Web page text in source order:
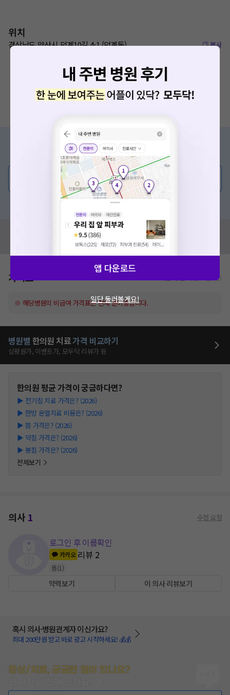
위치
경상남도 양산시 덕계10길 4-1 (덕계동) 복사
증상/치료, 궁금한 점이 있나요?
의사가 직접 답해드려요!
💬 무엇이든 물어보세요
혹은, 의료상담 서비스에 다양한 게시글 보러가기
혹시 잘못된 병원정보가 있나요?
모두닥 팀에 알려주세요!
가격표
※ 해당병원의 비급여 가격표는 현재 준비중입니다.
병원별 한의원 치료가격 비교하기
심평원가, 이벤트가, 모두닥 리뷰가 등
한의원평균 가격이 궁금하다면?
▶ 전기침 치료 가격은? (2026)
▶ 한방 온열치료 비용은? (2026)
▶ 뜸 가격은? (2026)
▶ 약침 가격은? (2026)
▶ 봉침 가격은? (2026)
전체보기
의사1 수정 요청
로그인 후 이름확인
카카오 리뷰 2
뜸(1 )
약력보기 이 의사 리뷰보기
혹시 의사·병원관계자 이신가요?
최대 200만원 받고 바로 광고 시작하세요! 💰💰
증상/치료, 궁금한 점이 있나요?
앱 다운로드
일단 둘러볼게요!